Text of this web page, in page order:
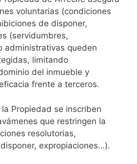
voluntarias (condiciones
de disponer,
(servidumbres,
administrativas queden
limitando
del inmueble y
frente a terceros.
Propiedad se inscriben
que restringen la
resolutorias,
expropiaciones…).